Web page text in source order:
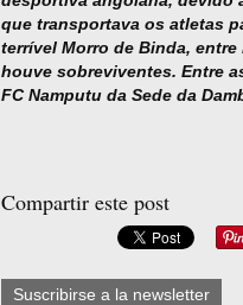
que transportava os atletas
terrível Morro de Binda,
houve sobreviventes. Entre
FC Namputu da Sede da
Compartir este post
Suscribirse a la newsletter